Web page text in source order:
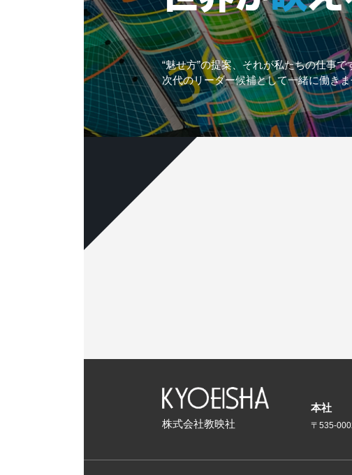
“魅せ方”の提案、それが私たちの仕事で
次代のリーダー候補として一緒に働き
株式会社教映社
本社
〒535-